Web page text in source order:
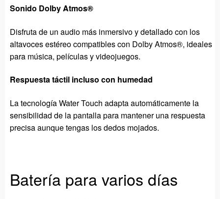
Sonido Dolby Atmos®
Disfruta de un audio más inmersivo y detallado con los
altavoces estéreo compatibles con Dolby Atmos®, ideales
para música, películas y videojuegos.
Respuesta táctil incluso con humedad
La tecnología Water Touch adapta automáticamente la
sensibilidad de la pantalla para mantener una respuesta
precisa aunque tengas los dedos mojados.
Batería para varios días